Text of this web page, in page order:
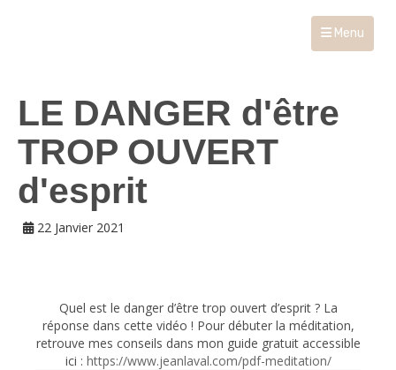
Menu
LE DANGER d'être
TROP OUVERT
d'esprit
22 Janvier 2021
Quel est le danger d’être trop ouvert d’esprit ? La
réponse dans cette vidéo ! Pour débuter la méditation,
retrouve mes conseils dans mon guide gratuit accessible
ici : https://www.jeanlaval.com/pdf-meditation/